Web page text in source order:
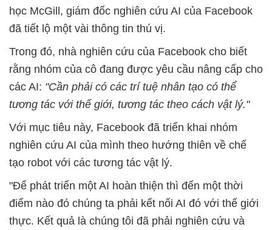
học McGill, giám đốc nghiên cứu AI của Facebook
đã tiết lộ một vài thông tin thú vị.
Trong đó, nhà nghiên cứu của Facebook cho biết
rằng nhóm của cô đang được yêu cầu nâng cấp cho
các AI: "Cần phải có các trí tuệ nhân tạo có thể
tương tác với thế giới, tương tác theo cách vật lý."
Với mục tiêu này, Facebook đã triển khai nhóm
nghiên cứu AI của mình theo hướng thiên về chế
tạo robot với các tương tác vật lý.
"Để phát triển một AI hoàn thiện thì đến một thời
điểm nào đó chúng ta phải kết nối AI đó với thế giới
thực. Kết quả là chúng tôi đã phải nghiên cứu và